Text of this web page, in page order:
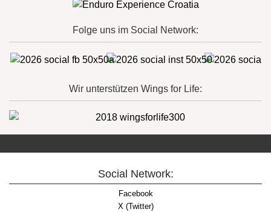
Folge uns im Social Network:
Wir unterstützen Wings for Life:
Social Network:
Facebook
X (Twitter)